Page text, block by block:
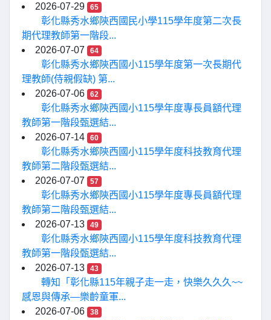
2026-07-29
65
彰化縣秀水鄉陝西國民小學115學年度第二次長
期代理教師第一階段...
2026-07-07
64
彰化縣秀水鄉陝西國小115學年度第一次長期代
理教師(侍親假缺) 第...
2026-07-06
62
彰化縣秀水鄉陝西國小115學年度專長員額代理
教師第一階段甄選結...
2026-07-14
60
彰化縣秀水鄉陝西國小115學年度科技教育代理
教師第二階段甄選結...
2026-07-07
57
彰化縣秀水鄉陝西國小115學年度專長員額代理
教師第二階段甄選結...
2026-07-13
49
彰化縣秀水鄉陝西國小115學年度科技教育代理
教師第一階段甄選結...
2026-07-13
43
轉知「彰化縣115年親子走一走，快樂久久久~~
感恩與傳承—樂齡童軍...
2026-07-06
38